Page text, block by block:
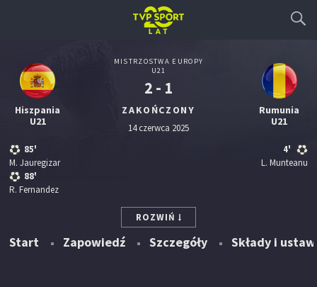
Hiszpania
U21
85'
M. Jauregizar
88'
R. Fernandez
MISTRZOSTWA EUROPY
U21
2 - 1
ZAKOŃCZONY
14 czerwca 2025
Rumunia
U21
4'
L. Munteanu
ROZWIŃ
Start Zapowiedź Szczegóły Składy i